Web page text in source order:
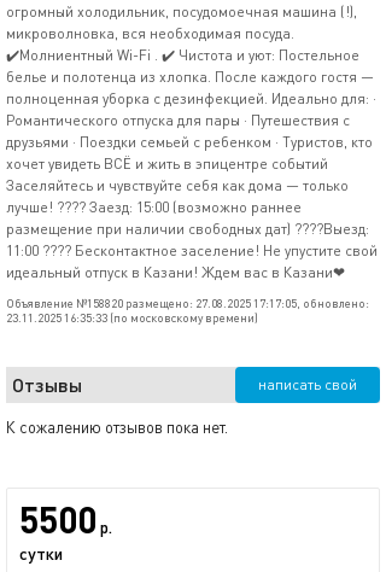
огромный холодильник, посудомоечная машина (!),
микроволновка, вся необходимая посуда.
✔️Молниентный Wi-Fi . ✔️ Чистота и уют: Постельное
белье и полотенца из хлопка. После каждого гостя —
полноценная уборка с дезинфекцией. Идеально для: ·
Романтического отпуска для пары · Путешествия с
друзьями · Поездки семьей с ребенком · Туристов, кто
хочет увидеть ВСЁ и жить в эпицентре событий
Заселяйтесь и чувствуйте себя как дома — только
лучше! ???? Заезд: 15:00 (возможно раннее
размещение при наличии свободных дат) ????Выезд:
11:00 ???? Бесконтактное заселение! Не упустите свой
идеальный отпуск в Казани! Ждем вас в Казани❤
Объявление №158820 размещено: 27.08.2025 17:17:05, обновлено:
23.11.2025 16:35:33 (по московскому времени)
Отзывы написать свой
К сожалению отзывов пока нет.
5500 р.
сутки